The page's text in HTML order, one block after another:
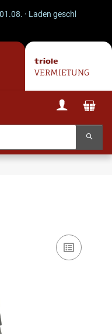
· Laden geschlossen ·
VERMIETUNG